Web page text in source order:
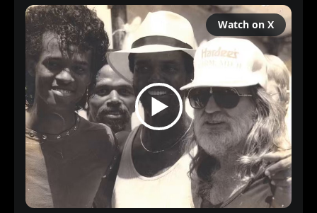
Watch on X